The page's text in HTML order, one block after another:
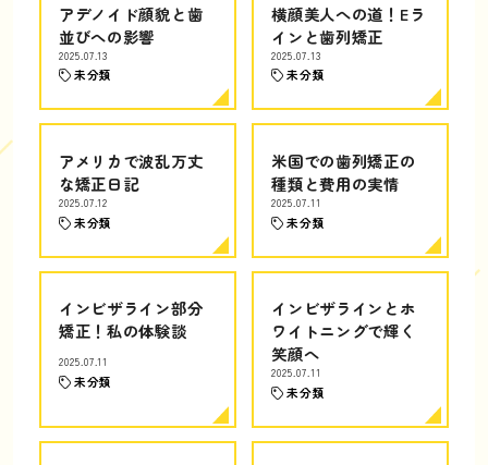
アデノイド顔貌と歯
並びへの影響
2025.07.13
未分類
横顔美人への道！Eラ
インと歯列矯正
2025.07.13
未分類
アメリカで波乱万丈
な矯正日記
2025.07.12
未分類
米国での歯列矯正の
種類と費用の実情
2025.07.11
未分類
インビザライン部分
矯正！私の体験談
2025.07.11
未分類
インビザラインとホ
ワイトニングで輝く
笑顔へ
2025.07.11
未分類